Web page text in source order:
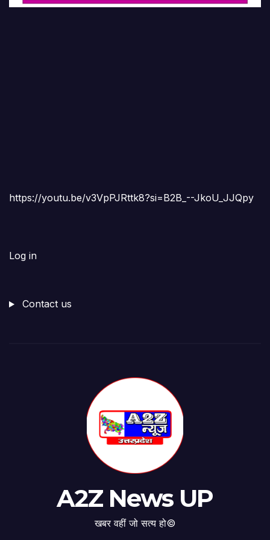
https://youtu.be/v3VpPJRttk8?si=B2B_--JkoU_JJQpy
Log in
Contact us
A2Z News UP
खबर वहीं जो सत्य हो©